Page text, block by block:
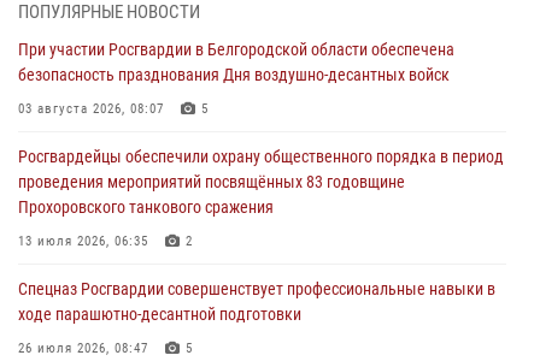
Офицеры Росгвардии и ветераны войск правопорядка почтили
память генерала армии Ивана Кирилловича Яковлева
Росгвардейцы приняли участие в акции «Волна памяти»,
посвящённой 83‑й годовщине освобождения Белгорода от немецко
‑фашистских захватчиков
Росгвардия призывает белгородских владельцев оружия не
затягивать с перерегистрацией
ПОПУЛЯРНЫЕ НОВОСТИ
При участии Росгвардии в Белгородской области обеспечена
безопасность празднования Дня воздушно-десантных войск
03 августа 2026, 08:07 5
Росгвардейцы обеспечили охрану общественного порядка в период
проведения мероприятий посвящённых 83 годовщине
Прохоровского танкового сражения
13 июля 2026, 06:35 2
Спецназ Росгвардии совершенствует профессиональные навыки в
ходе парашютно-десантной подготовки
26 июля 2026, 08:47 5